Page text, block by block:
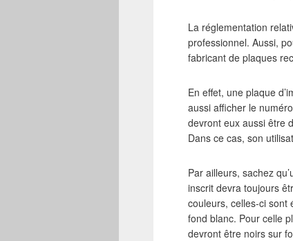
La réglementation
professionnel. Aussi,
fabricant de plaques
En effet, une plaque
aussi afficher le
devront eux aussi être
Dans ce cas, son
Par ailleurs, sachez
inscrit devra toujours
couleurs, celles-ci sont
fond blanc. Pour celle
devront être noirs sur